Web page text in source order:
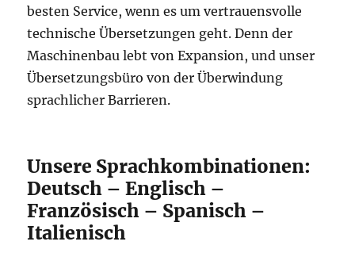
besten Service, wenn es um vertrauensvolle
technische Übersetzungen geht. Denn der
Maschinenbau lebt von Expansion, und unser
Übersetzungsbüro von der Überwindung
sprachlicher Barrieren.
Unsere Sprachkombinationen:
Deutsch – Englisch –
Französisch – Spanisch –
Italienisch